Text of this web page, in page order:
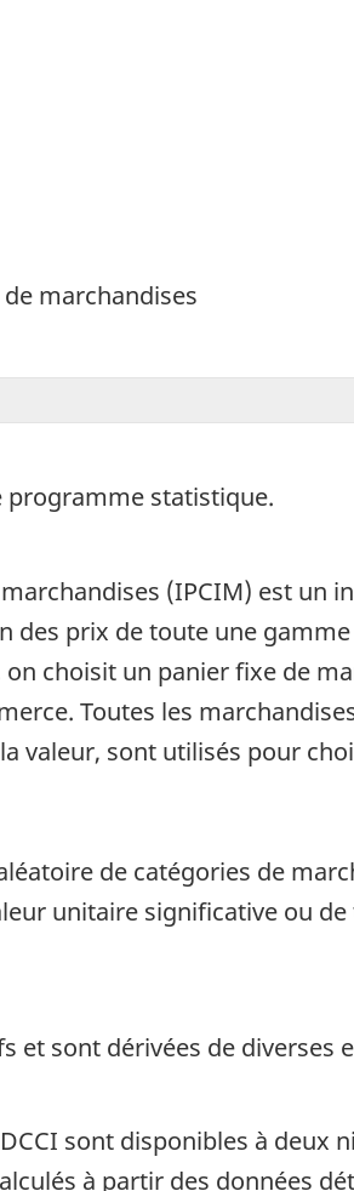
marchandises
programme statistique.
(IPCIM) est un
prix de toute une
choisit un panier fixe de
Toutes les
valeur, sont utilisés pour
de catégories de
unitaire significative ou
et sont dérivées de diverses
sont disponibles à deux
à partir des données